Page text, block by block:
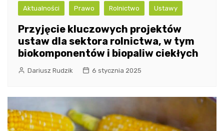
Aktualności Prawo Rolnictwo Ustawy
Przyjęcie kluczowych projektów
ustaw dla sektora rolnictwa, w tym
biokomponentów i biopaliw ciekłych
Dariusz Rudzik 6 stycznia 2025